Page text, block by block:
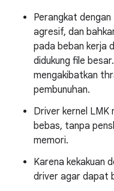
Perangkat
agresif, dan
pada beban kerja
didukung file
mengakibatkan
pembunuhan.
Driver kernel LMK
bebas, tanpa
memori.
Karena kekakuan
driver agar dapat